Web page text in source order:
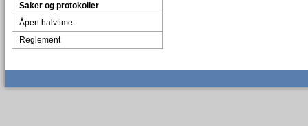
Saker og protokoller
Åpen halvtime
Reglement